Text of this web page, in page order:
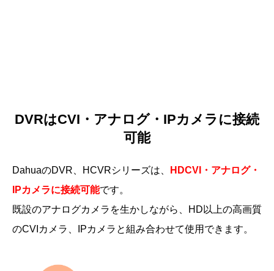
DVRはCVI・アナログ・IPカメラに接続
可能
DahuaのDVR、HCVRシリーズは、
HDCVI・アナログ・
IPカメラに接続可能です。
既設のアナログカメラを生かしながら、HD以上の高画質
のCVIカメラ、IPカメラと組み合わせて使用できます。